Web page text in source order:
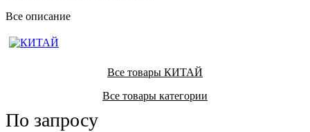
Все описание
Все товары КИТАЙ
Все товары категории
По запросу